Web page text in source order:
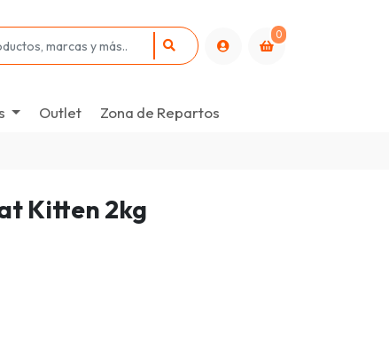
0
Outlet Zona de Repartos
Kitten 2kg